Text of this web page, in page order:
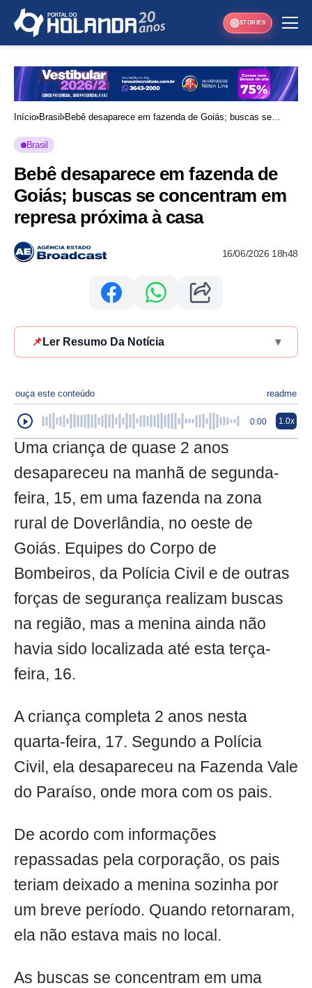
STORIES
Início Brasil
Bebê desaparece em fazenda de Goiás; buscas se
Brasil
Bebê desaparece em fazenda de
Goiás; buscas se concentram em
represa próxima à casa
16/06/2026 18h48
📌 Ler Resumo Da Notícia ▾
ouça este conteúdo readme
0:00 1.0x
Uma criança de quase 2 anos
desapareceu na manhã de segunda-
feira, 15, em uma fazenda na zona
rural de Doverlândia, no oeste de
Goiás. Equipes do Corpo de
Bombeiros, da Polícia Civil e de outras
forças de segurança realizam buscas
na região, mas a menina ainda não
havia sido localizada até esta terça-
feira, 16.
A criança completa 2 anos nesta
quarta-feira, 17. Segundo a Polícia
Civil, ela desapareceu na Fazenda Vale
do Paraíso, onde mora com os pais.
De acordo com informações
repassadas pela corporação, os pais
teriam deixado a menina sozinha por
um breve período. Quando retornaram,
ela não estava mais no local.
As buscas se concentram em uma